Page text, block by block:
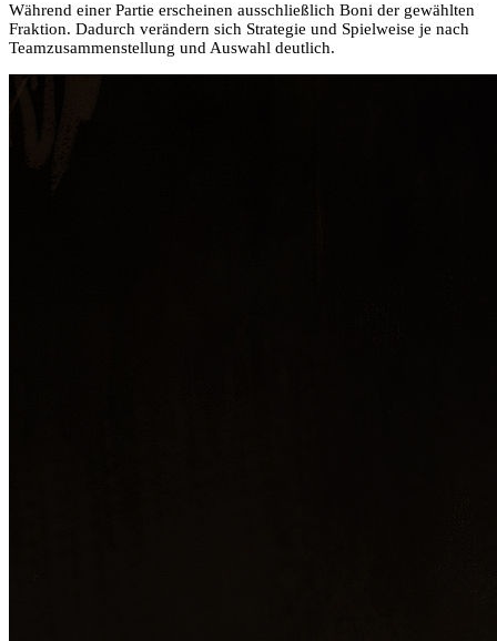
Während einer Partie erscheinen ausschließlich Boni der gewählten
Fraktion. Dadurch verändern sich Strategie und Spielweise je nach
Teamzusammenstellung und Auswahl deutlich.